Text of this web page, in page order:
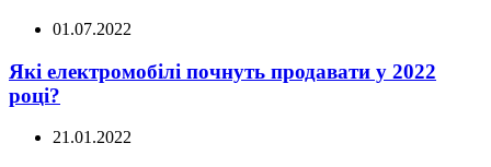
01.07.2022
Які електромобілі почнуть продавати у 2022
році?
21.01.2022